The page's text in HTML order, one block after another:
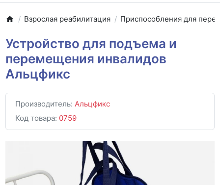
Взрослая реабилитация Приспособления для
Устройство для подъема и
перемещения инвалидов
Альцфикс
Производитель: Альцфикс
Код товара: 0759